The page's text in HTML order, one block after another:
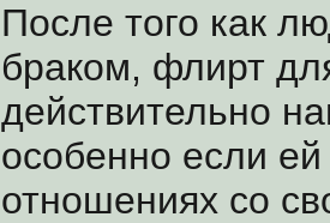
После того как
браком, флирт
действительно
особенно если ей
отношениях со